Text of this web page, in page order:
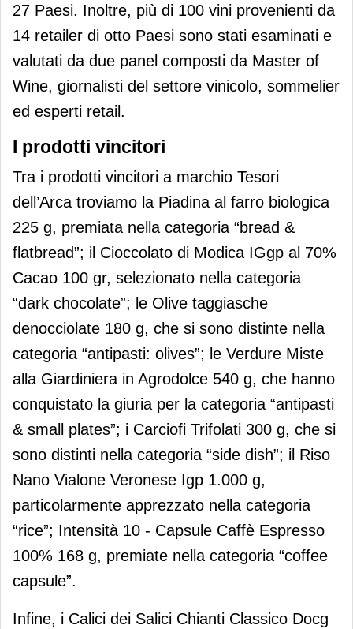
27 Paesi. Inoltre, più di 100 vini provenienti da
14 retailer di otto Paesi sono stati esaminati e
valutati da due panel composti da Master of
Wine, giornalisti del settore vinicolo, sommelier
ed esperti retail.
I prodotti vincitori
Tra i prodotti vincitori a marchio Tesori
dell’Arca troviamo la Piadina al farro biologica
225 g, premiata nella categoria “bread &
flatbread”; il Cioccolato di Modica IGgp al 70%
Cacao 100 gr, selezionato nella categoria
“dark chocolate”; le Olive taggiasche
denocciolate 180 g, che si sono distinte nella
categoria “antipasti: olives”; le Verdure Miste
alla Giardiniera in Agrodolce 540 g, che hanno
conquistato la giuria per la categoria “antipasti
& small plates”; i Carciofi Trifolati 300 g, che si
sono distinti nella categoria “side dish”; il Riso
Nano Vialone Veronese Igp 1.000 g,
particolarmente apprezzato nella categoria
“rice”; Intensità 10 - Capsule Caffè Espresso
100% 168 g, premiate nella categoria “coffee
capsule”.
Infine, i Calici dei Salici Chianti Classico Docg